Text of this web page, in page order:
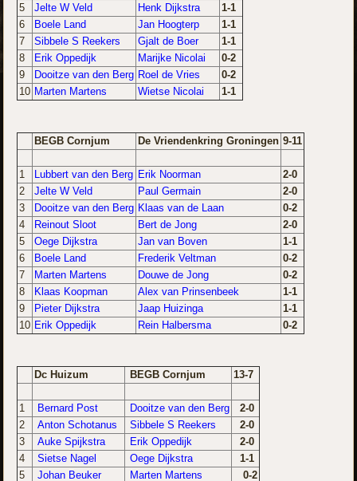
5
Jelte W Veld Henk Dijkstra
1-1
6
Boele Land Jan Hoogterp
1-1
7
Sibbele S Reekers Gjalt de Boer
1-1
8
Erik Oppedijk Marijke Nicolai
0-2
9
Dooitze van den Berg Roel de Vries
0-2
10 Marten Martens Wietse Nicolai 1-1
BEGB Cornjum De Vriendenkring Groningen 9-11
1 Lubbert van den Berg Erik Noorman
2-0
2
Jelte W Veld Paul Germain
2-0
3
Dooitze van den Berg Klaas van de Laan
0-2
4
Reinout Sloot Bert de Jong
2-0
5
Oege Dijkstra Jan van Boven
1-1
6
Boele Land Frederik Veltman
0-2
7
Marten Martens Douwe de Jong
0-2
8
Klaas Koopman Alex van Prinsenbeek
1-1
9
Pieter Dijkstra Jaap Huizinga
1-1
10 Erik Oppedijk Rein Halbersma 0-2
Dc Huizum BEGB Cornjum 13-7
1 Bernard Post Dooitze van den Berg
2-0
2
Anton Schotanus Sibbele S Reekers
2-0
3
Auke Spijkstra Erik Oppedijk
2-0
4
Sietse Nagel Oege Dijkstra
1-1
5
Johan Beuker Marten Martens 0-2